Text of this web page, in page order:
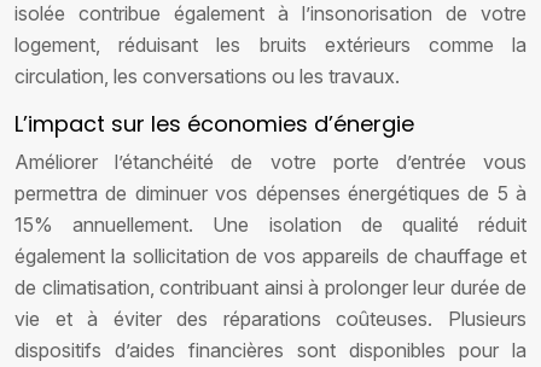
isolée contribue également à l’insonorisation de votre
logement, réduisant les bruits extérieurs comme la
circulation, les conversations ou les travaux.
L’impact sur les économies d’énergie
Améliorer l’étanchéité de votre porte d’entrée vous
permettra de diminuer vos dépenses énergétiques de 5 à
15% annuellement. Une isolation de qualité réduit
également la sollicitation de vos appareils de chauffage et
de climatisation, contribuant ainsi à prolonger leur durée de
vie et à éviter des réparations coûteuses. Plusieurs
dispositifs d’aides financières sont disponibles pour la